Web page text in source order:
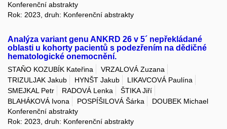
Konferenční abstrakty
Rok: 2023, druh: Konferenční abstrakty
Analýza variant genu ANKRD 26 v 5´ nepřekládané
oblasti u kohorty pacientů s podezřením na dědičné
hematologické onemocnění.
STAŇO KOZUBÍK Kateřina
VRZALOVÁ Zuzana
TRIZULJAK Jakub
HYNŠT Jakub
LIKAVCOVÁ Paulína
SMEJKAL Petr
RADOVÁ Lenka
ŠTIKA Jiří
BLAHÁKOVÁ Ivona
POSPÍŠILOVÁ Šárka
DOUBEK Michael
Konferenční abstrakty
Rok: 2023, druh: Konferenční abstrakty